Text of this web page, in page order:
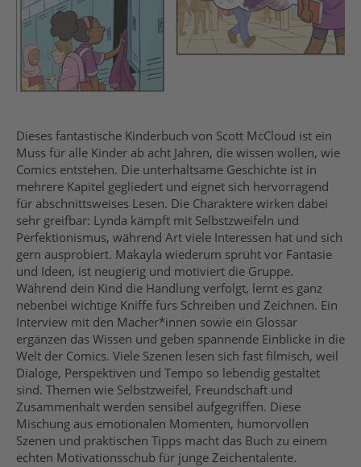
Dieses fantastische Kinderbuch von Scott McCloud ist ein
Muss für alle Kinder ab acht Jahren, die wissen wollen, wie
Comics entstehen. Die unterhaltsame Geschichte ist in
mehrere Kapitel gegliedert und eignet sich hervorragend
für abschnittsweises Lesen. Die Charaktere wirken dabei
sehr greifbar: Lynda kämpft mit Selbstzweifeln und
Perfektionismus, während Art viele Interessen hat und sich
gern ausprobiert. Makayla wiederum sprüht vor Fantasie
und Ideen, ist neugierig und motiviert die Gruppe.
Während dein Kind die Handlung verfolgt, lernt es ganz
nebenbei wichtige Kniffe fürs Schreiben und Zeichnen. Ein
Interview mit den Macher*innen sowie ein Glossar
ergänzen das Wissen und geben spannende Einblicke in die
Welt der Comics. Viele Szenen lesen sich fast filmisch, weil
Dialoge, Perspektiven und Tempo so lebendig gestaltet
sind. Themen wie Selbstzweifel, Freundschaft und
Zusammenhalt werden sensibel aufgegriffen. Diese
Mischung aus emotionalen Momenten, humorvollen
Szenen und praktischen Tipps macht das Buch zu einem
echten Motivationsschub für junge Zeichentalente.